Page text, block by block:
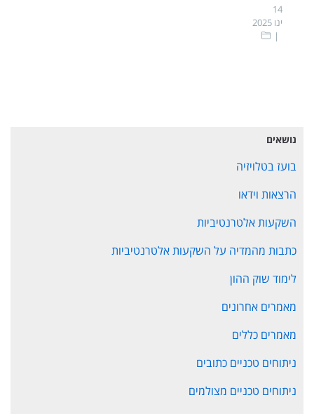
14
ינו 2025
נושאים
בועז בטלויזיה
הרצאות וידאו
השקעות אלטרנטיביות
כתבות מהמדיה על השקעות אלטרנטיביות
לימוד שוק ההון
מאמרים אחרונים
מאמרים כללים
ניתוחים טכניים כתובים
ניתוחים טכניים מצולמים